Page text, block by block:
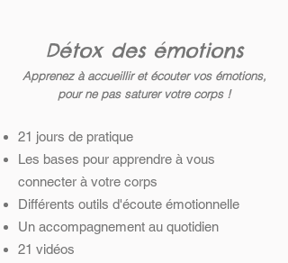
Détox des émotions
Apprenez à accueillir et écouter vos émotions,
pour ne pas saturer votre corps !
21 jours de pratique
Les bases pour apprendre à vous
connecter à votre corps
Différents outils d'écoute émotionnelle
Un accompagnement au quotidien
21 vidéos